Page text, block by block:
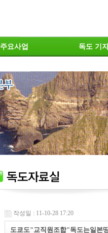
주요사업 독도 기
작성일 : 11-10-28 17:20
도쿄도"교직원조합"독도는일본